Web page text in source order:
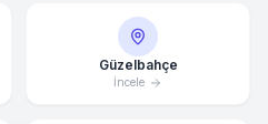
Güzelbahçe
İncele